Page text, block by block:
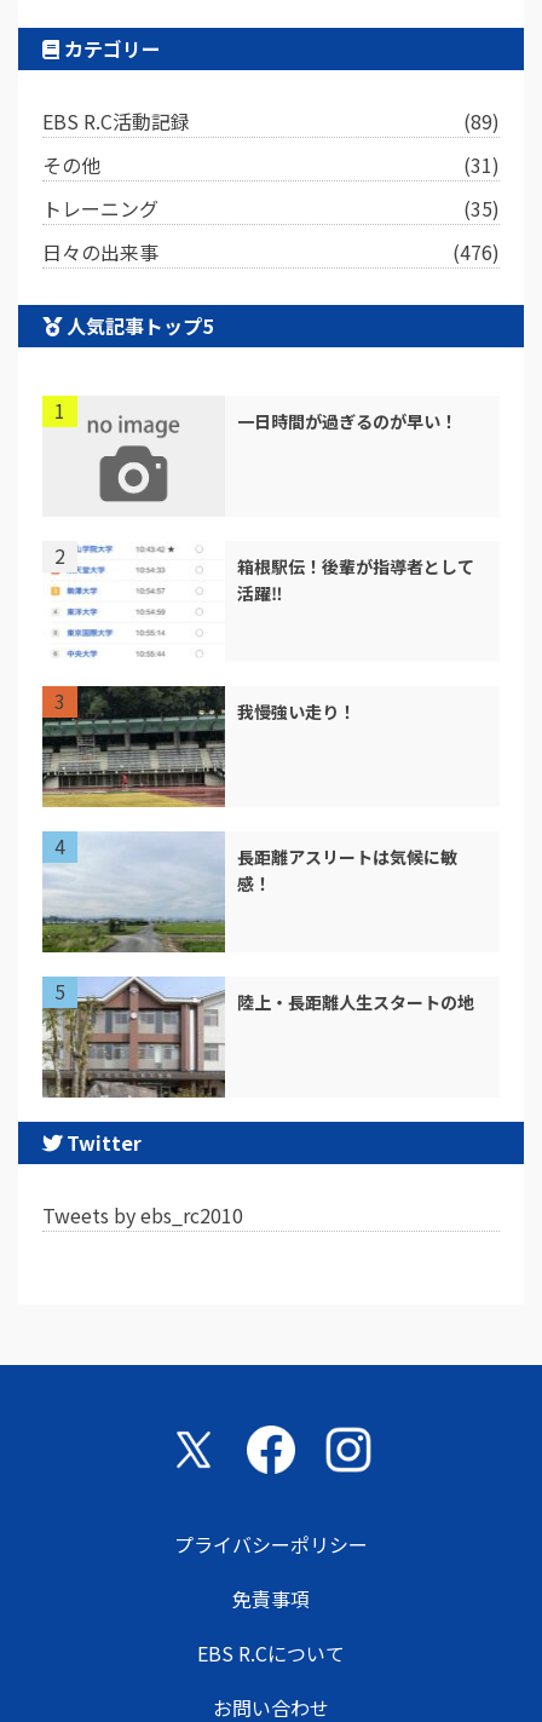
カテゴリー
EBS R.C活動記録
(89)
その他
(31)
トレーニング
(35)
日々の出来事
(476)
人気記事トップ5
一日時間が過ぎるのが早い！
箱根駅伝！後輩が指導者として
活躍‼︎
我慢強い走り！
長距離アスリートは気候に敏
感！
陸上・長距離人生スタートの地
Twitter
Tweets by ebs_rc2010
プライバシーポリシー
免責事項
EBS R.Cについて
お問い合わせ